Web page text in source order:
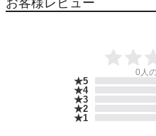
お客様レビュー
0 人
★5
★4
★3
★2
★1